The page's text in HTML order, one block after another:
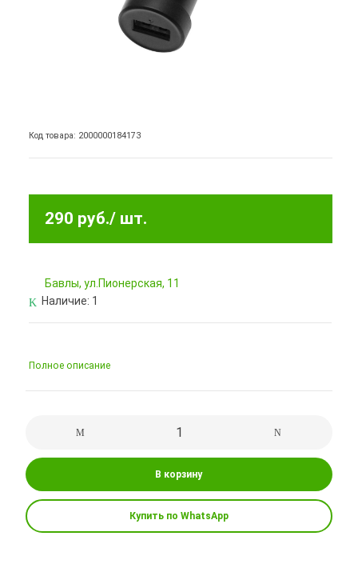
Код товара: 2000000184173
290 руб./ шт.
Бавлы, ул.Пионерская, 11
Наличие: 1
Полное описание
В корзину
Купить по WhatsApp